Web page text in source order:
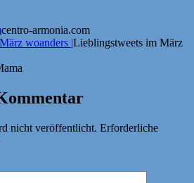
centro-armonia.com
woanders |Lieblingstweets im März
nicht veröffentlicht. Erforderliche